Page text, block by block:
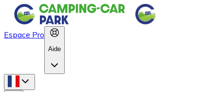
Espace Pro
Aide